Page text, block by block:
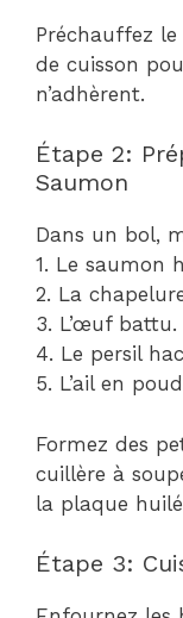
Préchauffez
de cuisson
n’adhèrent.
Étape 2:
Saumon
Dans un bol,
1. Le saumon
2. La
3. L’œuf battu.
4. Le persil
5. L’ail en
Formez des
cuillère à
la plaque
Étape 3: